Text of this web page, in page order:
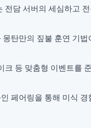
전담 서버의 세심하고
탄만의 짚불 훈연 기
크 등 맞춤형 이벤트를
페어링을 통해 미식